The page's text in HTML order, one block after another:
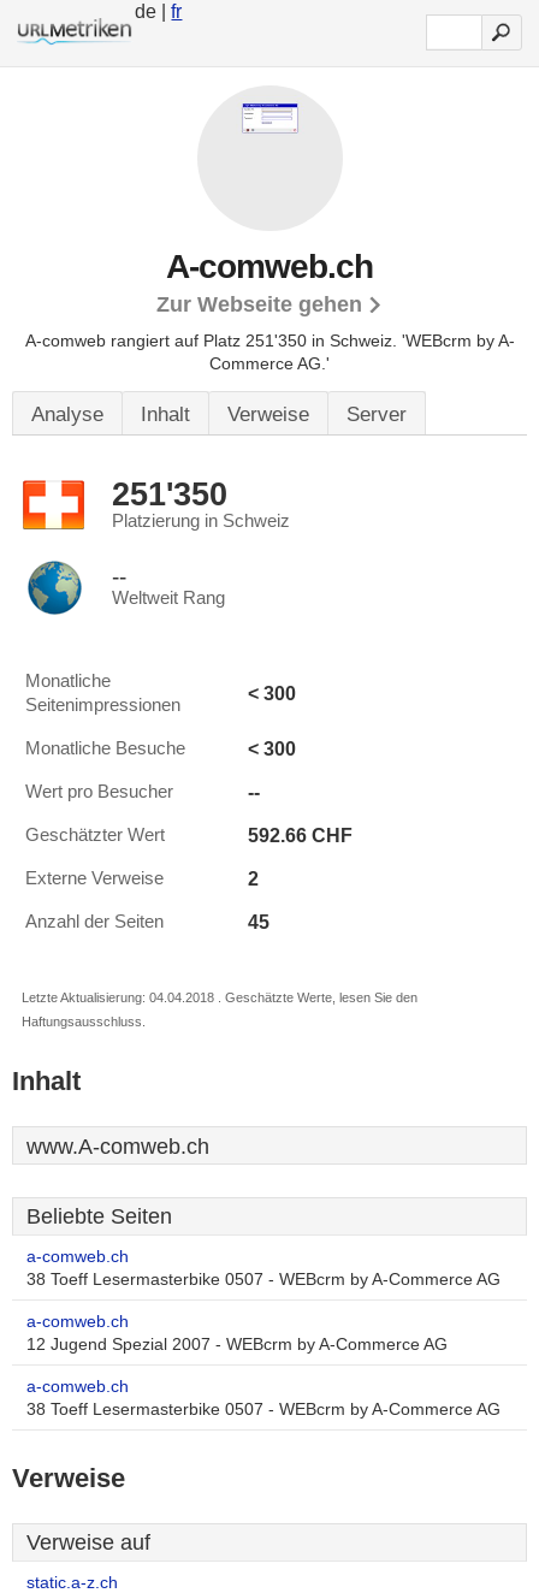
de |fr
A-comweb.ch
Zur Webseite gehen
A-comweb rangiert auf Platz 251'350 in Schweiz. 'WEBcrm by A-
Commerce AG.'
Analyse Inhalt Verweise Server
251'350
Platzierung in Schweiz
--
Weltweit Rang
Monatliche
Seitenimpressionen
< 300
Monatliche Besuche < 300
Wert pro Besucher --
Geschätzter Wert 592.66 CHF
Externe Verweise 2
Anzahl der Seiten 45
Letzte Aktualisierung: 04.04.2018 . Geschätzte Werte, lesen Sie den
Haftungsausschluss.
Inhalt
www.A-comweb.ch
Beliebte Seiten
a-comweb.ch
38 Toeff Lesermasterbike 0507 - WEBcrm by A-Commerce AG
a-comweb.ch
12 Jugend Spezial 2007 - WEBcrm by A-Commerce AG
a-comweb.ch
38 Toeff Lesermasterbike 0507 - WEBcrm by A-Commerce AG
Verweise
Verweise auf
static.a-z.ch